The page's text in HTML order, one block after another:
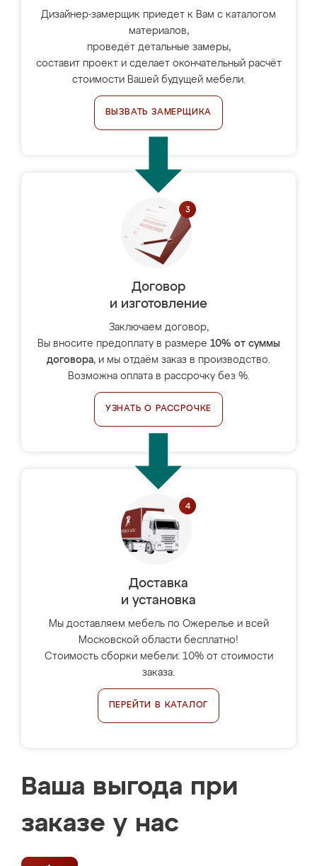
Дизайнер-замерщик приедет к Вам с каталогом
материалов,
проведёт детальные замеры,
составит проект и сделает окончательный расчёт
стоимости Вашей будущей мебели.
ВЫЗВАТЬ ЗАМЕРЩИКА
Договор
и изготовление
Заключаем договор,
Вы вносите предоплату в размере 10% от суммы
договора, и мы отдаём заказ в производство.
Возможна оплата в рассрочку без %.
УЗНАТЬ О РАССРОЧКЕ
Доставка
и установка
Мы доставляем мебель по Ожерелье и всей
Московской области бесплатно!
Стоимость сборки мебели: 10% от стоимости
заказа.
ПЕРЕЙТИ В КАТАЛОГ
Ваша выгода при
заказе у нас